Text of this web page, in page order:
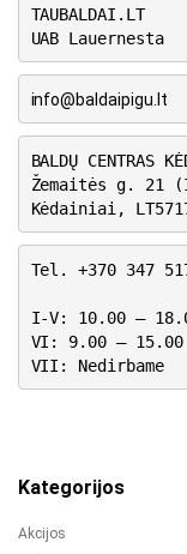
TAUBALDAI.LT
UAB Lauernesta
info@baldaipigu.lt
BALDŲ CENTRAS
Žemaitės g. 21
Kėdainiai,
Tel. +370 347
I-V: 10.00 –
VI: 9.00 – 15.00
VII: Nedirbame
Kategorijos
Akcijos